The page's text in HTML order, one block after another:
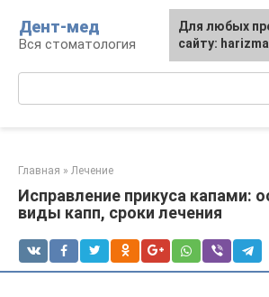
контенту
Дент-мед
Вся стоматология
Главная » Лечение
Исправление прикуса капами:
виды капп, сроки лечения
Для любых
сайту: